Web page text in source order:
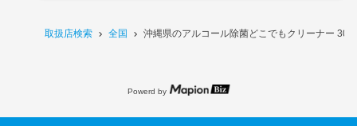
取扱店検索 全国 沖縄県のアルコール除菌どこでもクリーナー
Powerd by